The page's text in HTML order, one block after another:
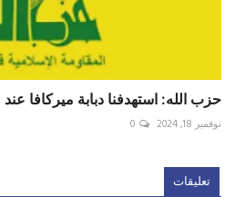
حزب الله: استهدفنا دبابة ميركافا
نوفمبر 18, 2024 0
تعليقات